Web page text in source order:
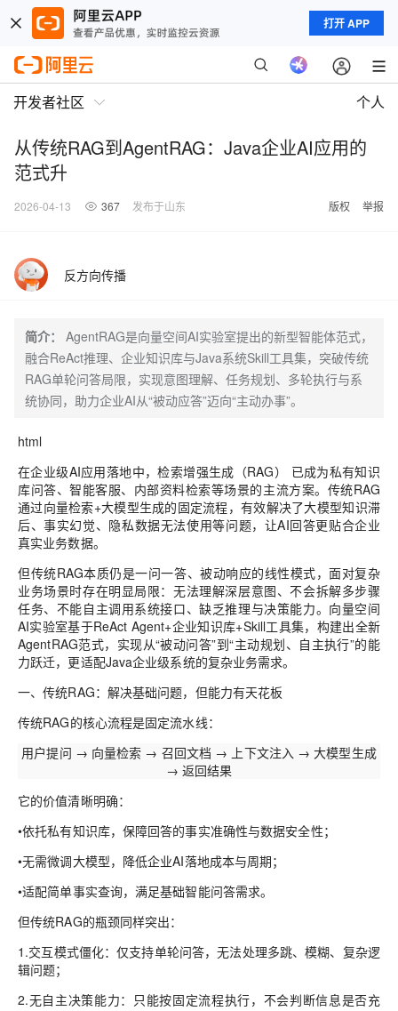
打开 APP
开发者社区 个人
从传统RAG到AgentRAG：Java企业AI应用的
范式升
2026-04-13 367 发布于山东 版权 举报
反方向传播
简介：
AgentRAG是向量空间AI实验室提出的新型智能体范式，
融合ReAct推理、企业知识库与Java系统Skill工具集，突破传统
RAG单轮问答局限，实现意图理解、任务规划、多轮执行与系
统协同，助力企业AI从“被动应答”迈向“主动办事”。
html
在企业级AI应用落地中，检索增强生成（RAG）
已成为私有知识
库问答、智能客服、内部资料检索等场景的主流方案。传统RAG
通过向量检索+大模型生成的固定流程，有效解决了大模型知识滞
后、事实幻觉、隐私数据无法使用等问题，让AI回答更贴合企业
真实业务数据。
但传统RAG本质仍是一问一答、被动响应的线性模式，面对复杂
业务场景时存在明显局限：无法理解深层意图、不会拆解多步骤
任务、不能自主调用系统接口、缺乏推理与决策能力。向量空间
AI实验室基于ReAct Agent+企业知识库+Skill工具集，构建出全新
AgentRAG范式，实现从“被动问答”到“主动规划、自主执行”的能
力跃迁，更适配Java企业级系统的复杂业务需求。
一、传统RAG：解决基础问题，但能力有天花板
传统RAG的核心流程是固定流水线：
用户提问 → 向量检索 → 召回文档 → 上下文注入 → 大模型生成
→ 返回结果
它的价值清晰明确：
•依托私有知识库，保障回答的事实准确性与数据安全性；
•无需微调大模型， 降低企业AI落地成本与周期；
•适配简单事实查询，满足基础智能问答需求。
但传统RAG的瓶颈同样突出：
1.交互模式僵化：仅支持单轮问答，无法处理多跳、模糊、复杂逻
辑问题；
2.无自主决策能力：只能按固定流程执行，不会判断信息是否充